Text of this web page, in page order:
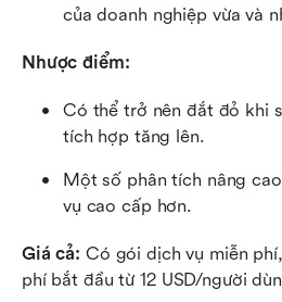
của doanh nghiệp vừa và
Nhược điểm:
Có thể trở nên đắt đỏ khi
tích hợp tăng lên.
Một số phân tích nâng
vụ cao cấp hơn.
Giá cả: Có gói dịch vụ miễn
phí bắt đầu từ 12 USD/người